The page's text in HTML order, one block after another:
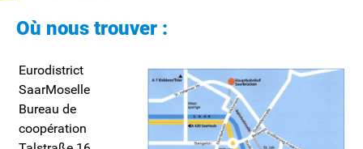
Où nous trouver :
Eurodistrict
SaarMoselle
Bureau de
coopération